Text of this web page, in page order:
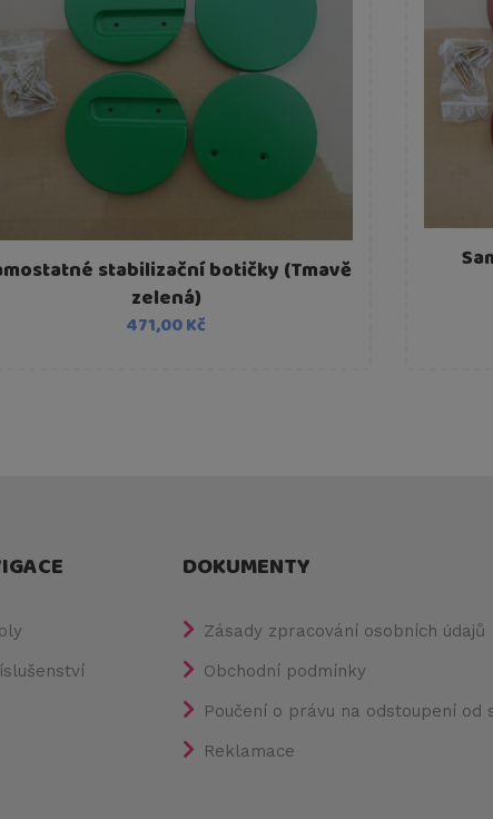
stabilizační botičky (Tmavě
zelená)
471,00 Kč
DOKUMENTY
Zásady zpracování osobních údajů
Obchodní podmínky
Poučení o právu na odstoupení od
Reklamace